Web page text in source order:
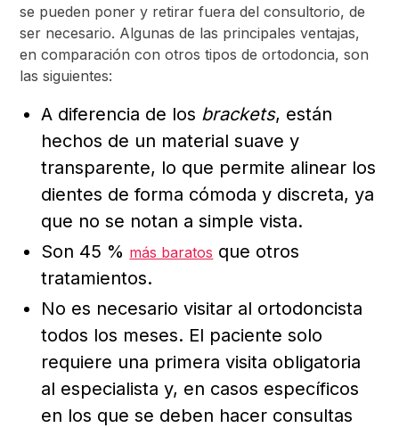
se pueden poner y retirar fuera del consultorio, de
ser necesario. Algunas de las principales ventajas,
en comparación con otros tipos de ortodoncia, son
las siguientes:
A diferencia de los brackets, están
hechos de un material suave y
transparente, lo que permite alinear los
dientes de forma cómoda y discreta, ya
que no se notan a simple vista.
Son 45 % más baratos que otros
tratamientos.
No es necesario visitar al ortodoncista
todos los meses. El paciente solo
requiere una primera visita obligatoria
al especialista y, en casos específicos
en los que se deben hacer consultas